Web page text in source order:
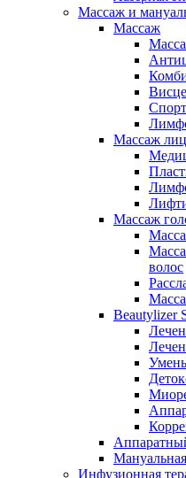
Массаж и
Массаж
Массаж
Массаж
волос
Beautylizer
Инфузионная